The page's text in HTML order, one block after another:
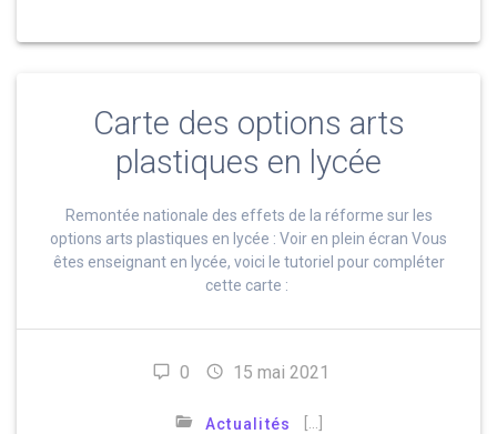
Carte des options arts
plastiques en lycée
Remontée nationale des effets de la réforme sur les
options arts plastiques en lycée : Voir en plein écran Vous
êtes enseignant en lycée, voici le tutoriel pour compléter
cette carte :
0 15 mai 2021
Actualités